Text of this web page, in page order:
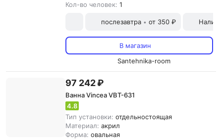
Кол-во человек: 1
послезавтра • от 350 ₽
В магазин
Santehnika-room
97 242 ₽
Ванна Vincea VBT-631
4.8
Тип установки: отдельностоящая
Материал: акрил
Форма: овальная